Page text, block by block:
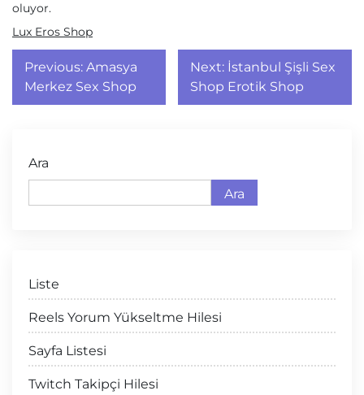
oluyor.
Lux Eros Shop
Yazı
gezinmesi
Previous: Amasya
Merkez Sex Shop
Next: İstanbul Şişli Sex
Shop Erotik Shop
Ara
Ara
Liste
Reels Yorum Yükseltme Hilesi
Sayfa Listesi
Twitch Takipçi Hilesi